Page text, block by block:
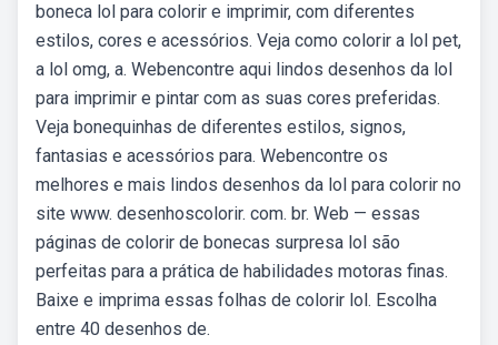
boneca lol para colorir e imprimir, com diferentes
estilos, cores e acessórios. Veja como colorir a lol pet,
a lol omg, a. Webencontre aqui lindos desenhos da lol
para imprimir e pintar com as suas cores preferidas.
Veja bonequinhas de diferentes estilos, signos,
fantasias e acessórios para. Webencontre os
melhores e mais lindos desenhos da lol para colorir no
site www. desenhoscolorir. com. br. Web — essas
páginas de colorir de bonecas surpresa lol são
perfeitas para a prática de habilidades motoras finas.
Baixe e imprima essas folhas de colorir lol. Escolha
entre 40 desenhos de.